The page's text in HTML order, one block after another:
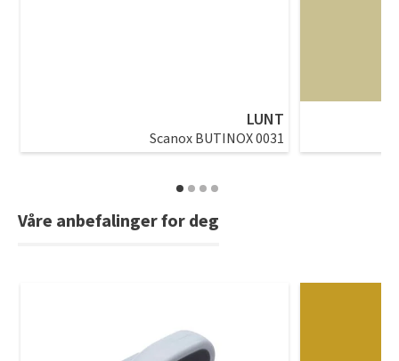
LUNT
Scanox BUTINOX 0031
Våre anbefalinger for deg